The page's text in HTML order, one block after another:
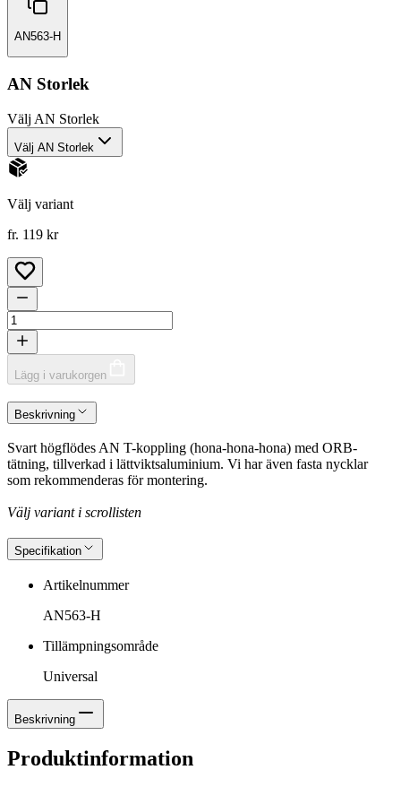
AN563-H
AN Storlek
Välj AN Storlek
Välj AN Storlek
Välj variant
fr. 119 kr
Lägg i varukorgen
Beskrivning
Svart högflödes AN T-koppling (hona-hona-hona) med ORB-
tätning, tillverkad i lättviktsaluminium. Vi har även fasta nycklar
som rekommenderas för montering.
Välj variant i scrollisten
Specifikation
Artikelnummer
AN563-H
Tillämpningsområde
Universal
Beskrivning
Produktinformation